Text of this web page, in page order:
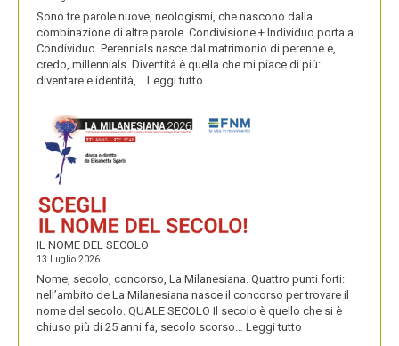
Sono tre parole nuove, neologismi, che nascono dalla
combinazione di altre parole. Condivisione + Individuo porta a
Condividuo. Perennials nasce dal matrimonio di perenne e,
credo, millennials. Diventità è quella che mi piace di più:
diventare e identità,… Leggi tutto
E
IL NOME DEL SECOLO
13 Luglio 2026
Nome, secolo, concorso, La Milanesiana. Quattro punti forti:
nell’ambito de La Milanesiana nasce il concorso per trovare il
nome del secolo. QUALE SECOLO Il secolo è quello che si è
chiuso più di 25 anni fa, secolo scorso… Leggi tutto